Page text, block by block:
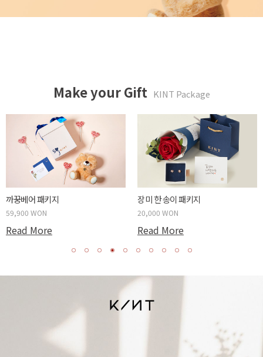
Make your Gift KINT Package
까꿍베어 패키지
59,900 WON
Read More
장미 한 송이 패키지
20,000 WON
Read More